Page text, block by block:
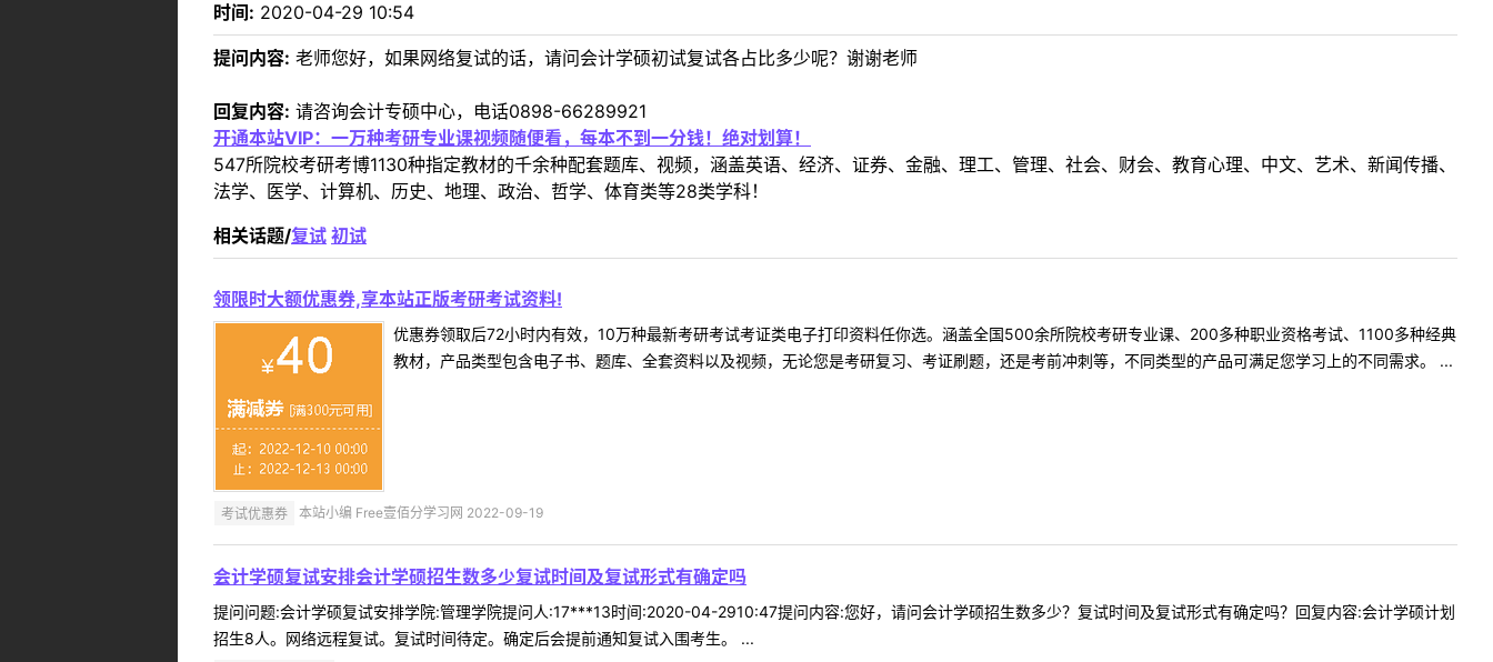
时间: 2020-04-29 10:54
提问内容: 老师您好，如果网络复试的话，请问会计学硕初试复试各占比多少呢？谢谢老师
回复内容: 请咨询会计专硕中心，电话0898-66289921
开通本站VIP：一万种考研专业课视频随便看，每本不到一分钱！绝对划算！
547所院校考研考博1130种指定教材的千余种配套题库、视频，涵盖英语、经济、证券、金融、理工、管理、社会、财会、教育心理、中文、艺术、新闻传播、
法学、医学、计算机、历史、地理、政治、哲学、体育类等28类学科！
相关话题/复试 初试
领限时大额优惠券,享本站正版考研考试资料!
优惠券领取后72小时内有效，10万种最新考研考试考证类电子打印资料任你选。涵盖全国500余所院校考研专业课、200多种职业资格考试、1100多种经典
教材，产品类型包含电子书、题库、全套资料以及视频，无论您是考研复习、考证刷题，还是考前冲刺等，不同类型的产品可满足您学习上的不同需求。 ...
考试优惠券 本站小编 Free壹佰分学习网 2022-09-19
会计学硕复试安排会计学硕招生数多少复试时间及复试形式有确定吗
提问问题:会计学硕复试安排学院:管理学院提问人:17***13时间:2020-04-2910:47提问内容:您好，请问会计学硕招生数多少？复试时间及复试形式有确定吗？回复内容:会计学硕计划
招生8人。网络远程复试。复试时间待定。确定后会提前通知复试入围考生。 ...